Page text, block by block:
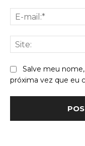
Salve meu
próxima vez que eu